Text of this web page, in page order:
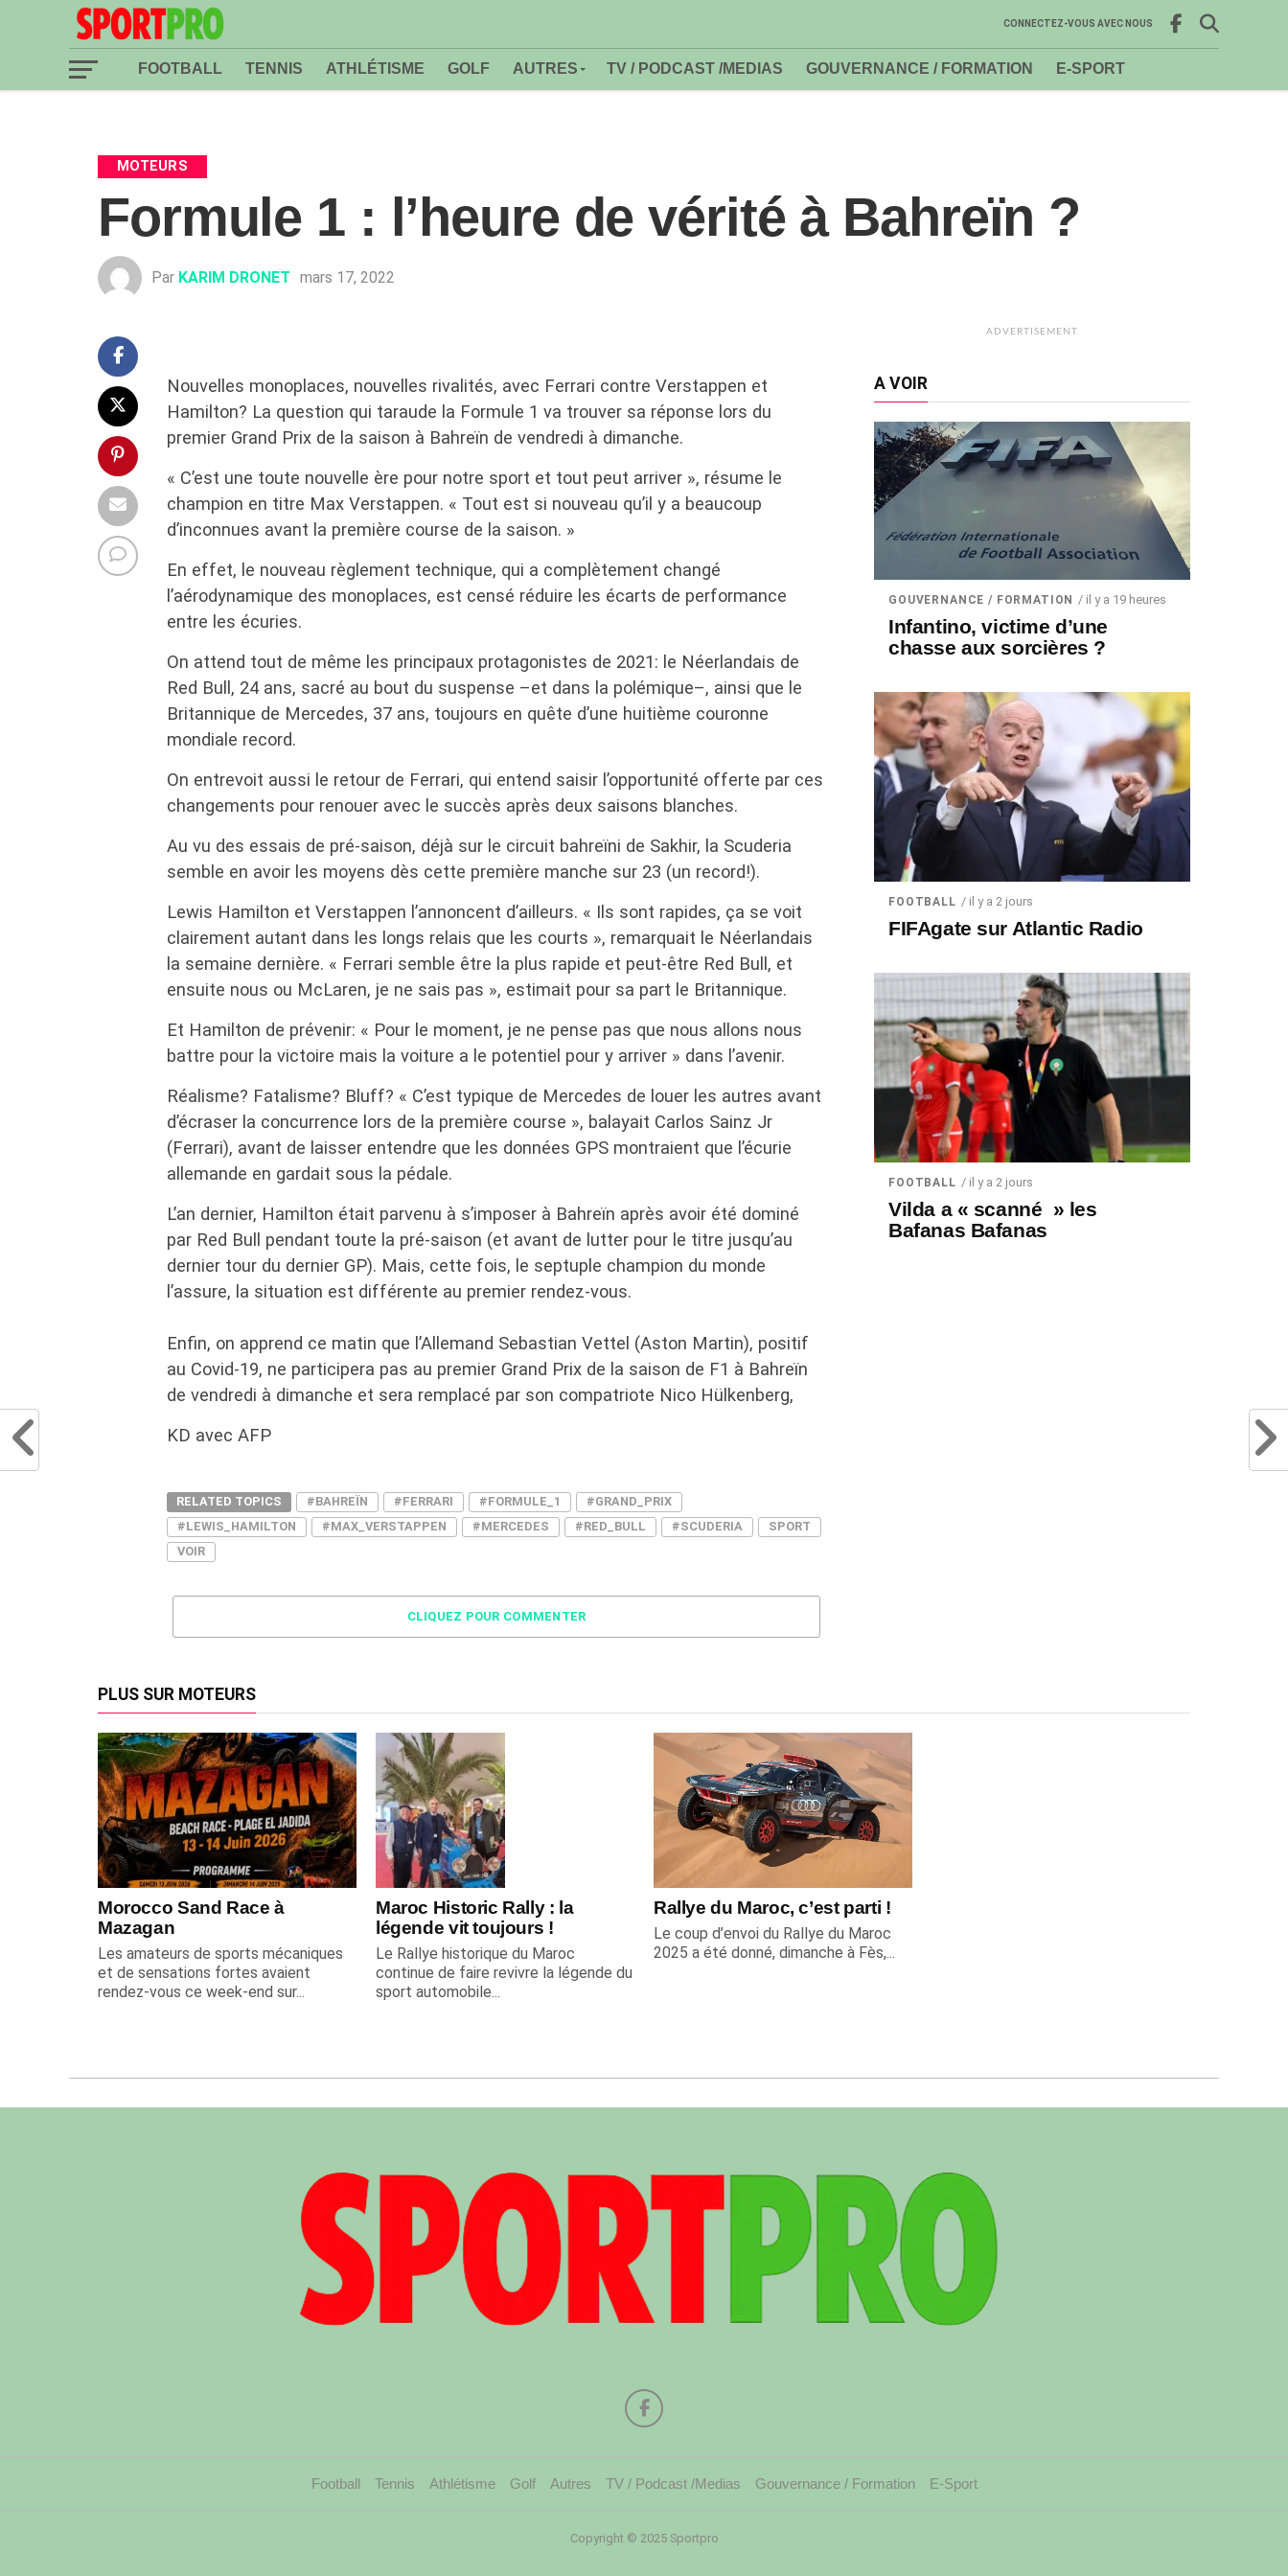
CONNECTEZ-VOUS AVEC NOUS
FOOTBALL TENNIS ATHLÉTISME GOLF AUTRES TV / PODCAST /MEDIAS GOUVERNANCE / FORMATION E-SPORT
MOTEURS
Formule 1 : l’heure de vérité à Bahreïn ?
Par KARIM DRONET mars 17, 2022
Nouvelles monoplaces, nouvelles rivalités, avec Ferrari contre Verstappen et
Hamilton? La question qui taraude la Formule 1 va trouver sa réponse lors du
premier Grand Prix de la saison à Bahreïn de vendredi à dimanche.
« C’est une toute nouvelle ère pour notre sport et tout peut arriver », résume le
champion en titre Max Verstappen. « Tout est si nouveau qu’il y a beaucoup
d’inconnues avant la première course de la saison. »
En effet, le nouveau règlement technique, qui a complètement changé
l’aérodynamique des monoplaces, est censé réduire les écarts de performance
entre les écuries.
On attend tout de même les principaux protagonistes de 2021: le Néerlandais de
Red Bull, 24 ans, sacré au bout du suspense –et dans la polémique–, ainsi que le
Britannique de Mercedes, 37 ans, toujours en quête d’une huitième couronne
mondiale record.
On entrevoit aussi le retour de Ferrari, qui entend saisir l’opportunité offerte par ces
changements pour renouer avec le succès après deux saisons blanches.
Au vu des essais de pré-saison, déjà sur le circuit bahreïni de Sakhir, la Scuderia
semble en avoir les moyens dès cette première manche sur 23 (un record!).
Lewis Hamilton et Verstappen l’annoncent d’ailleurs. « Ils sont rapides, ça se voit
clairement autant dans les longs relais que les courts », remarquait le Néerlandais
la semaine dernière. « Ferrari semble être la plus rapide et peut-être Red Bull, et
ensuite nous ou McLaren, je ne sais pas », estimait pour sa part le Britannique.
Et Hamilton de prévenir: « Pour le moment, je ne pense pas que nous allons nous
battre pour la victoire mais la voiture a le potentiel pour y arriver » dans l’avenir.
Réalisme? Fatalisme? Bluff? « C’est typique de Mercedes de louer les autres avant
d’écraser la concurrence lors de la première course », balayait Carlos Sainz Jr
(Ferrari), avant de laisser entendre que les données GPS montraient que l’écurie
allemande en gardait sous la pédale.
L’an dernier, Hamilton était parvenu à s’imposer à Bahreïn après avoir été dominé
par Red Bull pendant toute la pré-saison (et avant de lutter pour le titre jusqu’au
dernier tour du dernier GP). Mais, cette fois, le septuple champion du monde
l’assure, la situation est différente au premier rendez-vous.
Enfin, on apprend ce matin que l’Allemand Sebastian Vettel (Aston Martin), positif
au Covid-19, ne participera pas au premier Grand Prix de la saison de F1 à Bahreïn
de vendredi à dimanche et sera remplacé par son compatriote Nico Hülkenberg,
KD avec AFP
RELATED TOPICS #BAHREÏN #FERRARI #FORMULE_1
#GRAND_PRIX
#LEWIS_HAMILTON
#MAX_VERSTAPPEN #MERCEDES #RED_BULL #SCUDERIA
SPORT
VOIR
CLIQUEZ POUR COMMENTER
ADVERTISEMENT
A VOIR
GOUVERNANCE / FORMATION / il y a 19 heures
Infantino, victime d’une
chasse aux sorcières ?
FOOTBALL / il y a 2 jours
FIFAgate sur Atlantic Radio
FOOTBALL / il y a 2 jours
Vilda a « scanné » les
Bafanas Bafanas
PLUS SUR MOTEURS
Morocco Sand Race à
Mazagan
Les amateurs de sports mécaniques
et de sensations fortes avaient
rendez-vous ce week-end sur...
Maroc Historic Rally : la
légende vit toujours !
Le Rallye historique du Maroc
continue de faire revivre la légende du
sport automobile...
Rallye du Maroc, c’est parti !
Le coup d’envoi du Rallye du Maroc
2025 a été donné, dimanche à Fès,...
Football Tennis Athlétisme Golf Autres TV / Podcast /Medias Gouvernance / Formation E-Sport
Copyright © 2025 Sportpro